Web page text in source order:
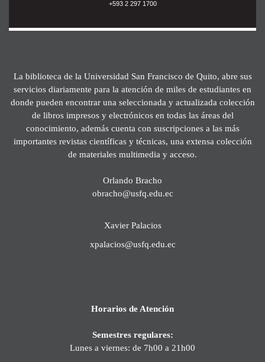
+593 2 297 1700
La biblioteca de la Universidad San Francisco de Quito, abre sus
servicios diariamente para la atención de miles de estudiantes en
donde pueden encontrar una seleccionada y actualizada colección
de libros impresos y electrónicos en todas las áreas del
conocimiento, además cuenta con suscripciones a las más
importantes revistas científicas y técnicas, una extensa colección
de materiales multimedia y acceso.
Orlando Bracho
obracho@usfq.edu.ec
Xavier Palacios
xpalacios@usfq.edu.ec
Horarios de Atención
Semestres regulares:
Lunes a viernes: de 7h00 a 21h00